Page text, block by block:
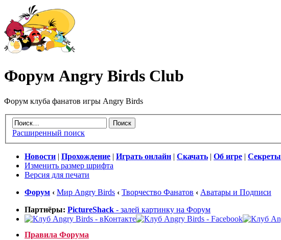
Форум Angry Birds Club
Форум клуба фанатов игры Angry Birds
Расширенный поиск
Новости Прохождение Играть онлайн Скачать Об игре Секреты
Изменить размер шрифта
Версия для печати
Форум ‹ Мир Angry Birds ‹ Творчество Фанатов ‹ Аватары и Подписи
Партнёры: PictureShack - залей картинку на Форум
Правила Форума